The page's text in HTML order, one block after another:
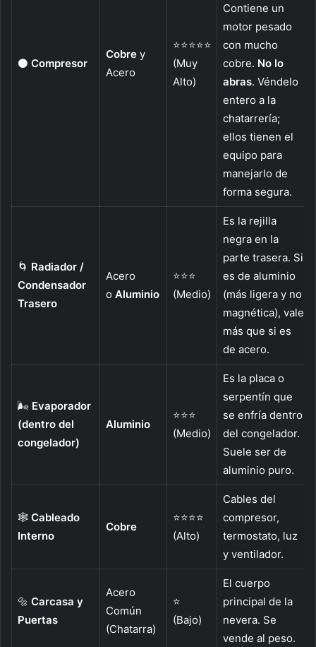
⚫ Compresor
Cobrey
Acero
⭐⭐⭐⭐⭐
(Muy
Alto)
Contiene un
motor pesado
con mucho
cobre. No lo
abras. Véndelo
entero a la
chatarrería;
ellos tienen el
equipo para
manejarlo de
forma segura.
🌀 Radiador /
Condensador
Trasero
Acero
o Aluminio
⭐⭐⭐
(Medio)
Es la rejilla
negra en la
parte trasera. Si
es de aluminio
(más ligera y no
magnética), vale
más que si es
de acero.
🌬️ Evaporador
(dentro del
congelador)
Aluminio
⭐⭐⭐
(Medio)
Es la placa o
serpentín que
se enfría dentro
del congelador.
Suele ser de
aluminio puro.
🕸️ Cableado
Interno
Cobre
⭐⭐⭐⭐
(Alto)
Cables del
compresor,
termostato, luz
y ventilador.
🔩 Carcasa y
Puertas
Acero
Común
(Chatarra)
⭐
(Bajo)
El cuerpo
principal de la
nevera. Se
vende al peso.